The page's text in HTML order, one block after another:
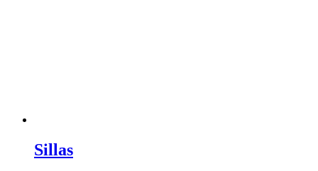
Sillas